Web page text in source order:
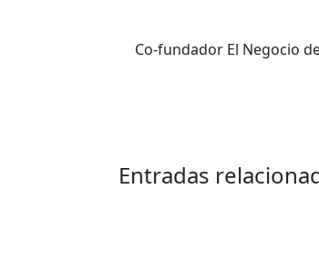
Co-fundador El Negocio
Entradas